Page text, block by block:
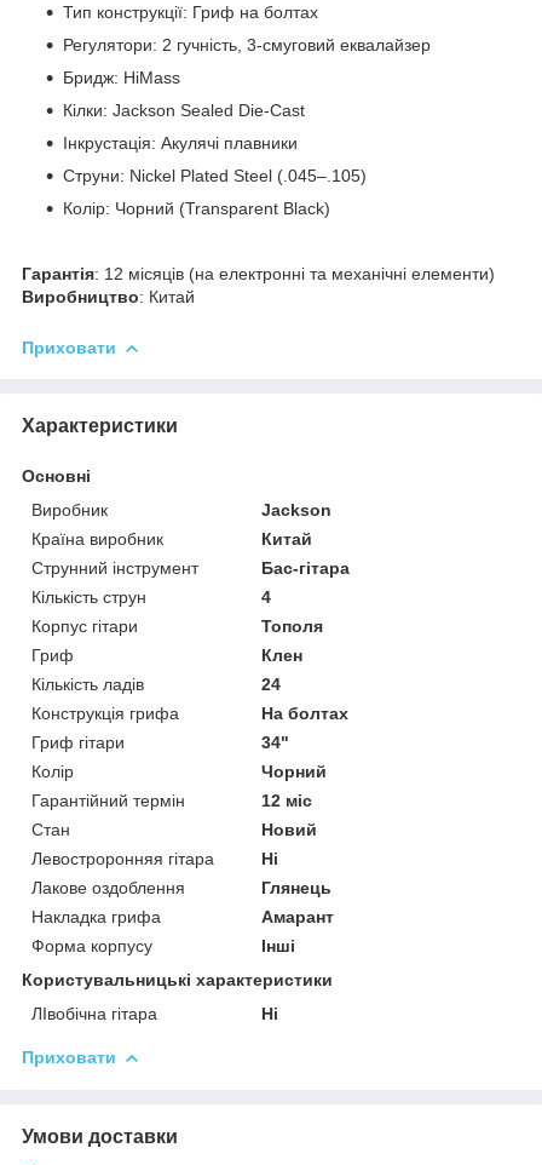
Тип конструкції: Гриф на болтах
Регулятори: 2 гучність, 3-смуговий еквалайзер
Бридж: HiMass
Кілки: Jackson Sealed Die-Cast
Інкрустація: Акулячі плавники
Струни: Nickel Plated Steel (.045–.105)
Колір: Чорний (Transparent Black)
Гарантія: 12 місяців (на електронні та механічні елементи)
Виробництво: Китай
Приховати
Характеристики
Основні
Виробник
Jackson
Країна виробник
Китай
Струнний інструмент
Бас-гітара
Кількість струн
4
Корпус гітари
Тополя
Гриф
Клен
Кількість ладів
24
Конструкція грифа
На болтах
Гриф гітари
34"
Колір
Чорний
Гарантійний термін
12 міс
Стан
Новий
Левостроронняя гітара
Ні
Лакове оздоблення
Глянець
Накладка грифа
Амарант
Форма корпусу
Інші
Користувальницькі характеристики
ЛІвобічна гітара
Ні
Приховати
Умови доставки